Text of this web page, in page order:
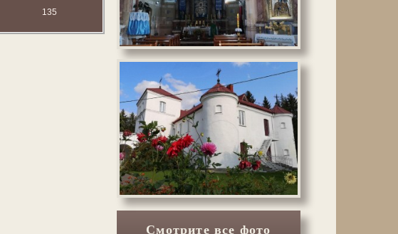
135
Смотрите все фото